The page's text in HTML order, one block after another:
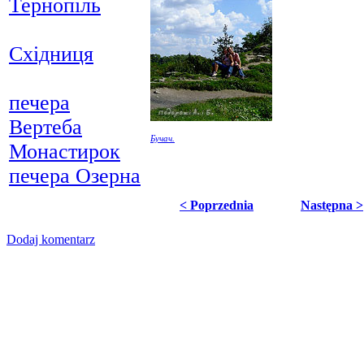
Тернопіль
Східниця
печера
Вертеба
Монастирок
печера Озерна
Бучач.
< Poprzednia Następna >
Dodaj komentarz